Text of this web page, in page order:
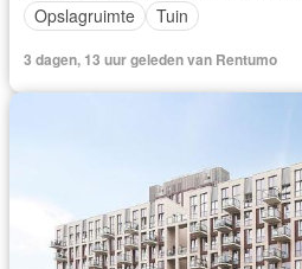
Opslagruimte
Tuin
3 dagen, 13 uur geleden van Rentumo